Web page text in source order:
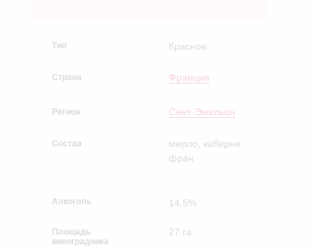
Тип Красное
Страна
Сент-Эмильон
мерло, каберне
фран
Состав
Площадь
виноградника
27 га
Алкоголь 14,5%
Регион
Франция